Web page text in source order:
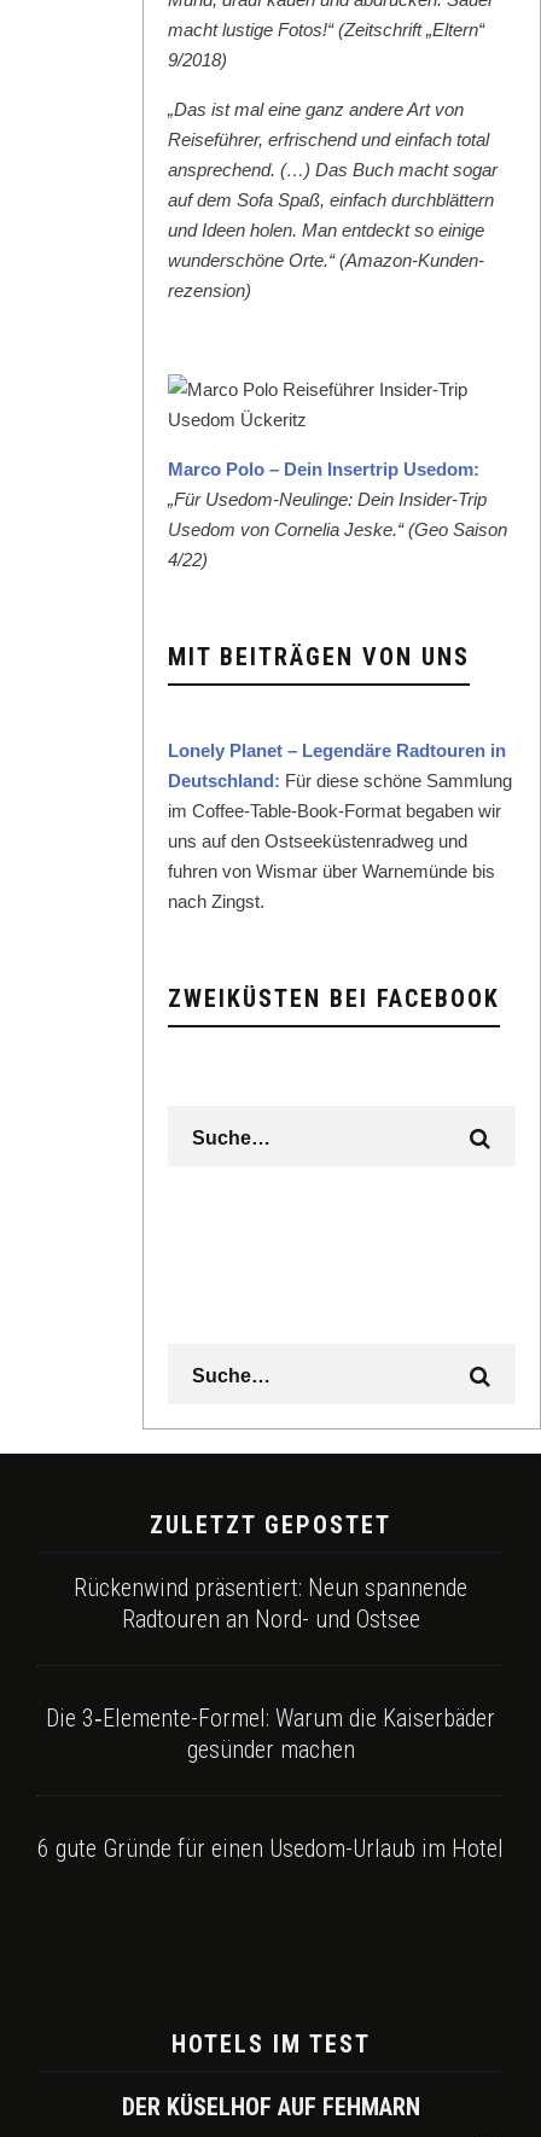
macht lustige Fotos!“ (Zeitschrift „Eltern“
9/2018)
„Das ist mal eine ganz andere Art von
Reise­führer, erfrischend und ein­fach total
ansprechend. (…) Das Buch macht sog­ar
auf dem Sofa Spaß, ein­fach durch­blät­tern
und Ideen holen. Man ent­deckt so einige
wun­der­schöne Orte.“ (Ama­zon-Kun­den­
rezen­sion)
Mar­co Polo – Dein Inser­trip Use­dom:
„Für Use­dom-Neulinge: Dein Insid­er-Trip
Use­dom von Cor­nelia Jeske.“ (Geo Sai­son
4/22)
MIT BEITRÄGEN VON UNS
Lone­ly Plan­et – Leg­endäre Rad­touren in
Deutsch­land: Für diese schöne Samm­lung
im Cof­fee-Table-Book-For­mat begaben wir
uns auf den Ost­seeküsten­rad­weg und
fuhren von Wis­mar über Warnemünde bis
nach Zingst.
ZWEIKÜSTEN BEI FACEBOOK
ZULETZT GEPOSTET
Rückenwind präsentiert: Neun spannende
Radtouren an Nord- und Ostsee
Die 3‑Elemente-Formel: Warum die Kaiserbäder
gesünder machen
6 gute Gründe für einen Usedom-Urlaub im Hotel
HOTELS IM TEST
DER KÜSELHOF AUF FEHMARN